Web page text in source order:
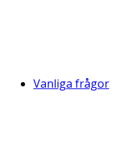
Vanliga frågor